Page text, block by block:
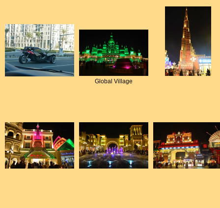
Global Village